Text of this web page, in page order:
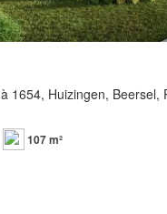
à 1654, Huizingen, Beersel,
107 m²